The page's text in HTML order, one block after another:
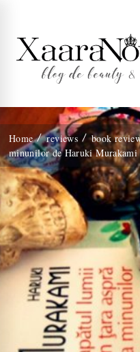
Home reviews book
minunilor de Haruki Murakami